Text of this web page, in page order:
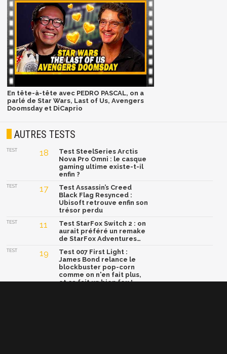
En tête-à-tête avec PEDRO PASCAL, on a
parlé de Star Wars, Last of Us, Avengers
Doomsday et DiCaprio
AUTRES TESTS
TEST 18
Test SteelSeries Arctis
Nova Pro Omni : le casque
gaming ultime existe-t-il
enfin ?
TEST 17
Test Assassin’s Creed
Black Flag Resynced :
Ubisoft retrouve enfin son
trésor perdu
TEST 11
Test StarFox Switch 2 : on
aurait préféré un remake
de StarFox Adventures…
TEST 19
Test 007 First Light :
James Bond relance le
blockbuster pop-corn
comme on n'en fait plus,
et ça fait un bien fou !